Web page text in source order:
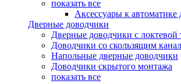
показать все
Аксессуары к автоматике
Дверные доводчики
Дверные доводчики с локтевой
Доводчики со скользящим
Напольные дверные доводчики
Доводчики скрытого монтажа
показать все